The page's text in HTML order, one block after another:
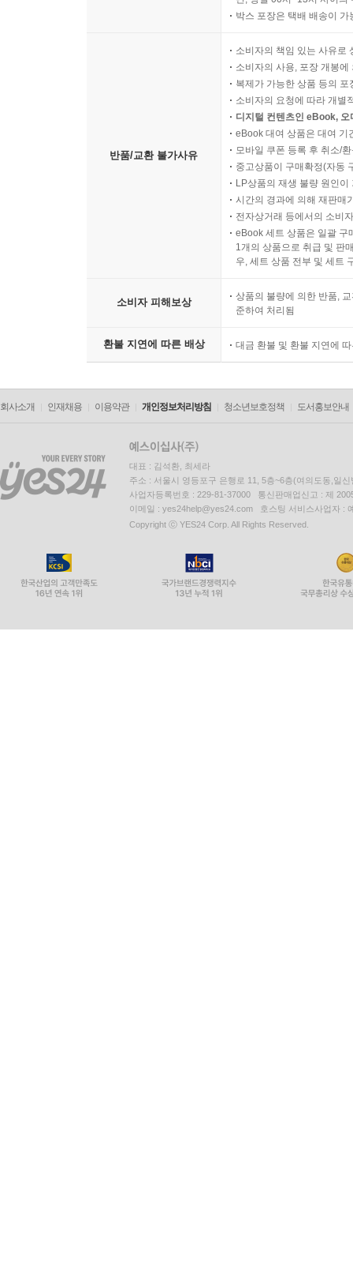
박스 포장은 택배 배송이
반품/교환 불가사유
소비자의 책임 있는 사유로
소비자의 사용, 포장 개봉
복제가 가능한 상품 등의
소비자의 요청에 따라 개별
디지털 컨텐츠인 eBook,
eBook 대여 상품은 대여 기
모바일 쿠폰 등록 후 취소/
중고상품이 구매확정(자동
LP상품의 재생 불량 원인
시간의 경과에 의해 재판매
전자상거래 등에서의 소비
eBook 세트 상품은 일괄 구
1개의 상품으로 취급 및 판
우, 세트 상품 전부 및 세트
소비자 피해보상
상품의 불량에 의한 반품,
준하여 처리됨
환불 지연에 따른 배상 대금 환불 및 환불 지연에
회사소개 인재채용 이용약관 개인정보처리방침 청소년보호정책 도서홍보안내
대표 : 김석환, 최세라
주소 : 서울시 영등포구 은행로 11, 5층~6층(여의도동,일신
사업자등록번호 : 229-81-37000 통신판매업신고 : 제
이메일 : yes24help@yes24.com 호스팅 서비스사업자 :
Copyright ⓒ YES24 Corp. All Rights Reserved.